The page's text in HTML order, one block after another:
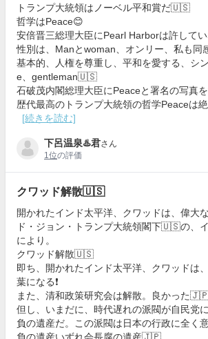
トランプ大統領はノーベル平和賞だ🇺🇸
哲学はPeace😊
安倍晋三総理大臣にPearl Harborは許して
性別は、Manとwoman、オンリー、私も同
基本的、人権を尊重し、平和を愛する、シ
e、gentleman🇺🇸
石破茂内閣総理大臣にPeaceと署名の写真
歴代最高のトランプ大統領の哲学Peaceは絶
[続きを読む]
下呂温泉♨️君さん
1位の評価
クワッド解散🇺🇸
開かれたインド太平洋、クワッドは、偉大
ド・ジョン・トランプ大統領閣下🇺🇸の、
により。
クワッド解散🇺🇸
即ち、開かれたインド太平洋、クワッドは
葉になる❗️
また、清和政策研究会は解散。良かった
但し、いまだに、時代遅れの派閥が自民党
負の遺産だ。この派閥は日本の行政に全く意